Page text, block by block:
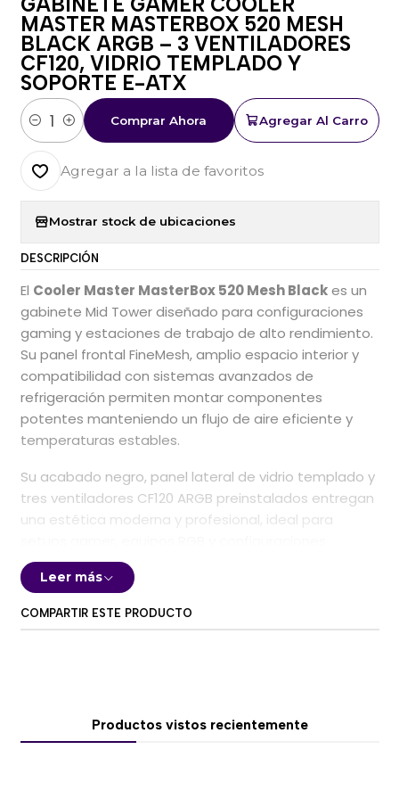
MASTER MASTERBOX 520 MESH
BLACK ARGB – 3 VENTILADORES
CF120, VIDRIO TEMPLADO Y
SOPORTE E-ATX
Cantidad
Agregar Al Carro
Comprar Ahora
Agregar a la lista de favoritos
Mostrar stock de ubicaciones
DESCRIPCIÓN
El Cooler Master MasterBox 520 Mesh Blackes un
gabinete Mid Tower diseñado para configuraciones
gaming y estaciones de trabajo de alto rendimiento.
Su panel frontal FineMesh, amplio espacio interior y
compatibilidad con sistemas avanzados de
refrigeración permiten montar componentes
potentes manteniendo un flujo de aire eficiente y
temperaturas estables.
Su acabado negro, panel lateral de vidrio templado y
tres ventiladores CF120 ARGB preinstalados entregan
una estética moderna y profesional, ideal para
personalizadas de gama alta.
🌬️Panel frontal FineMesh de alto flujo de aire
El panel frontal de malla fina permite una entrada
componentes exigentes.
Leer más
COMPARTIR ESTE PRODUCTO
Productos vistos recientemente